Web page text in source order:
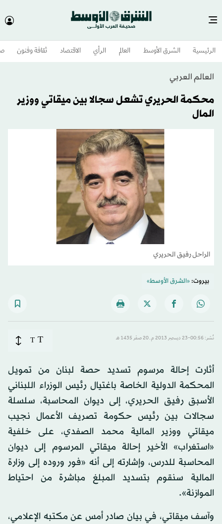
الرئيسية الشرق الأوسط​ العالم الرأي الاقتصاد ثقافة وفنون
العالم العربي
محكمة الحريري تشعل سجالا بين ميقاتي ووزير
المال
الراحل رفيق الحريري
بيروت:«الشرق الأوسط»
نُشر: 00:56-23 ديسمبر 2013 م ـ 20 صفَر 1435 هـ T
T
أثارت إحالة مرسوم تسديد حصة لبنان من تمويل
المحكمة الدولية الخاصة باغتيال رئيس الوزراء اللبناني
الأسبق رفيق الحريري، إلى ديوان المحاسبة، سلسلة
سجالات بين رئيس حكومة تصريف الأعمال نجيب
ميقاتي ووزير المالية محمد الصفدي، على خلفية
«استغراب» الأخير إحالة ميقاتي المرسوم إلى ديوان
المحاسبة للدرس، وإشارته إلى أنه «فور وروده إلى وزارة
المالية سنقوم بتسديد المبلغ مباشرة من احتياط
الموازنة».
وآسف ميقاتي، في بيان صادر أمس عن مكتبه الإعلامي،